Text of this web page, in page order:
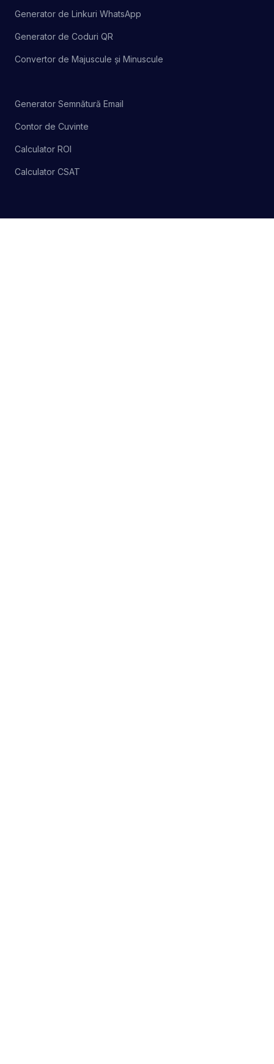
Generator de Linkuri WhatsApp
Generator de Coduri QR
Convertor de Majuscule și Minuscule
Generator Semnătură Email
Contor de Cuvinte
Calculator ROI
Calculator CSAT